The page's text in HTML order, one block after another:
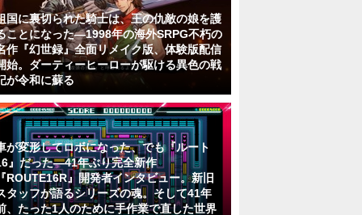
国に裏切られた騎士は、王の仇敵の娘を護
ことになった―1998年の海外SRPG不朽の
作『幻世録』全面リメイク版、体験版配信
始。ダーティーヒーローが駆ける異色の戦
が令和に蘇る
が変形してロボになった、でも『ルート
』だった―41年ぶり完全新作
ROUTE16R』開発者インタビュー。新旧
タッフが語るシリーズの魂。そして41年
、たった1人のために手作業で直した世界